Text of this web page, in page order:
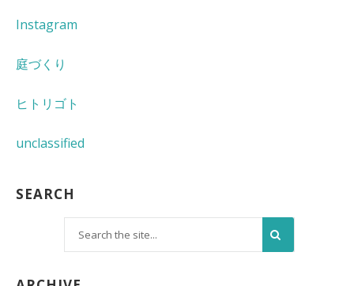
Instagram
庭づくり
ヒトリゴト
unclassified
SEARCH